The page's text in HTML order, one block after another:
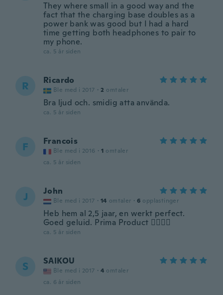
They where small in a good way and the
fact that the charging base doubles as a
power bank was good but I had a hard
time getting both headphones to pair to
my phone.
ca. 5 år siden
R Ricardo
Ble med i 2017 · 2 omtaler
Bra ljud och. smidig atta använda.
ca. 5 år siden
F Francois
Ble med i 2016 · 1 omtaler
ca. 5 år siden
J John
Ble med i 2017 · 14 omtaler · 6 opplastinger
Heb hem al 2,5 jaar, en werkt perfect.
Goed geluid. Prima Product 👍🏽👍🏽
ca. 5 år siden
S SAIKOU
Ble med i 2017 · 4 omtaler
ca. 6 år siden